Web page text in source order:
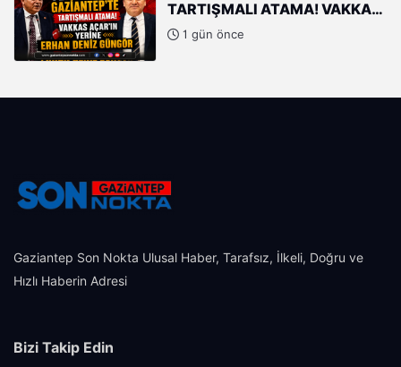
TARTIŞMALI ATAMA! VAKKAS
AÇAR'IN YERİNE ERHAN DENİZ
1 gün önce
Gaziantep Son Nokta Ulusal Haber, Tarafsız, İlkeli, Doğru ve
Hızlı Haberin Adresi
Bizi Takip Edin